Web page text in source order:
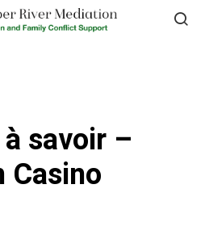
savoir –
Casino